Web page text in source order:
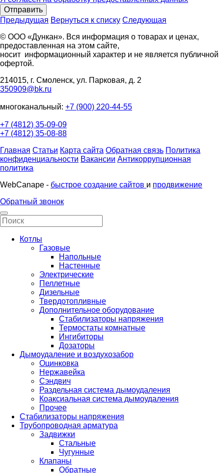
Отправить
Предыдущая Вернуться к списку Следующая
© ООО «Дункан». Вся информация о товарах и ценах,
предоставленная на этом сайте,
носит информационный характер и не является публичной
офертой.
214015, г. Смоленск, ул. Парковая, д. 2
350909@bk.ru
многоканальный: +7 (900) 220-44-55
+7 (4812) 35-09-09
+7 (4812) 35-08-88
Главная Статьи Карта сайта Обратная связь Политика
конфиденциальности Вакансии Антикоррупционная
политика
WebCanape - быстрое создание сайтов и продвижение
Обратный звонок
Котлы
Газовые
Напольные
Настенные
Электрические
Пеллетные
Дизельные
Твердотопливные
Дополнительное оборудование
Стабилизаторы напряжения
Термостаты комнатные
Ингибиторы
Дозаторы
Дымоудаление и воздухозабор
Оцинковка
Нержавейка
Сэндвич
Раздельная система дымоудаления
Коаксиальная система дымоудаления
Прочее
Стабилизаторы напряжения
Трубопроводная арматура
Задвижки
Стальные
Чугунные
Клапаны
Обратные